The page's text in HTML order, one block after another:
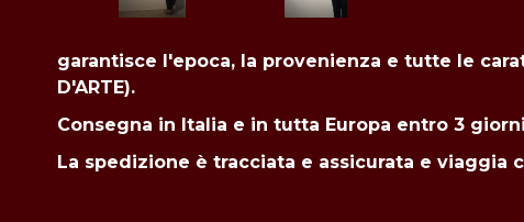
garantisce l'epoca, la provenienza e tutte le
D'ARTE).
Consegna in Italia e in tutta Europa entro 3
La spedizione è tracciata e assicurata e